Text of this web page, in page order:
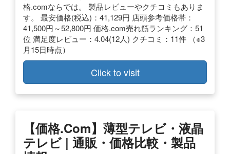
格.comならでは。 製品レビューやクチコミもありま
す。 最安価格(税込)：41,129円 店頭参考価格帯：
41,500円～52,800円 価格.com売れ筋ランキング：51
位 満足度レビュー：4.04(12人) クチコミ：11件 （※3
月15日時点）
Click to visit
【価格.com】薄型テレビ・液晶
テレビ | 通販・価格比較・製品